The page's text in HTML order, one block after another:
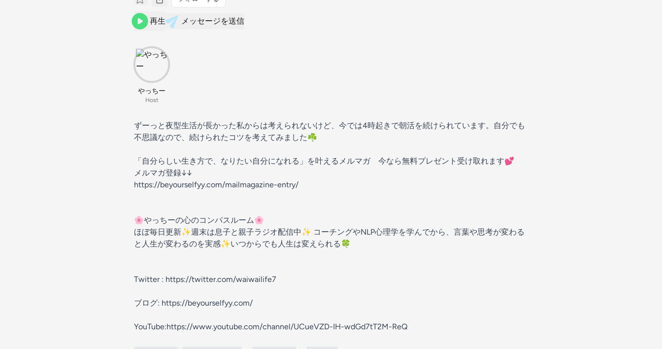
再生 メッセージを送信
やっちー
Host
ずーっと夜型生活が長かった私からは考えられないけど、今では4時起きで朝活を続けられています。自分でも
不思議なので、続けられたコツを考えてみました☘️
「自分らしい生き方で、なりたい自分になれる」を叶えるメルマガ 今なら無料プレゼント受け取れます💕
メルマガ登録↓↓
https://beyourselfyy.com/mailmagazine-entry/
🌸やっちーの心のコンパスルーム🌸
ほぼ毎日更新✨週末は息子と親子ラジオ配信中✨ コーチングやNLP心理学を学んでから、言葉や思考が変わる
と人生が変わるのを実感✨いつからでも人生は変えられる🍀
Twitter : https://twitter.com/waiwailife7
ブログ: https://beyourselfyy.com/
YouTube:https://www.youtube.com/channel/UCueVZD-IH-wdGd7tT2M-ReQ